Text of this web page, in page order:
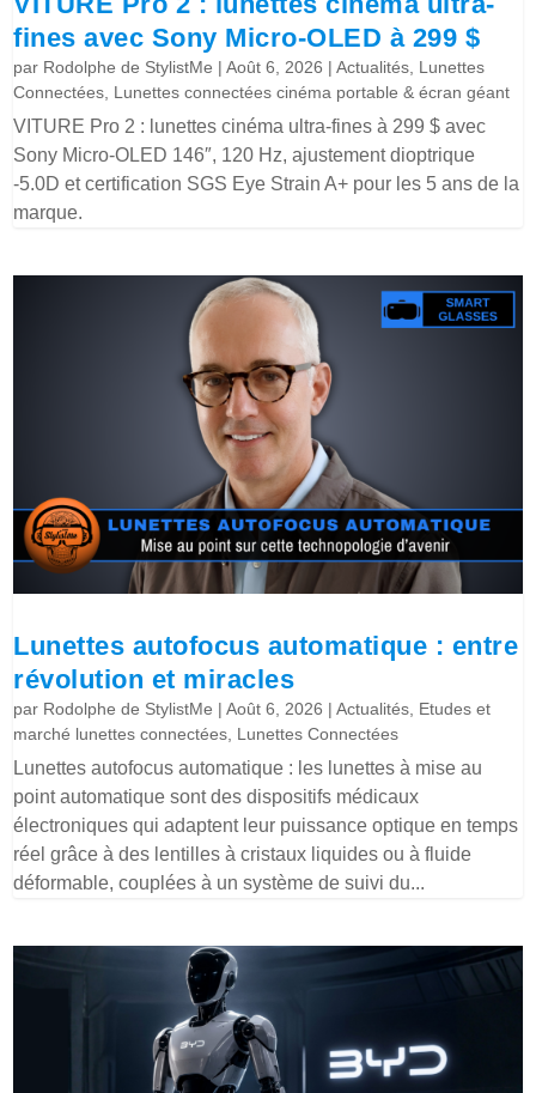
fines avec Sony Micro-OLED à 299 $
par Rodolphe de StylistMe |Août 6, 2026 |Actualités Lunettes
Connectées Lunettes connectées cinéma portable & écran géant
VITURE Pro 2 : lunettes cinéma ultra-fines à 299 $ avec
Sony Micro-OLED 146″, 120 Hz, ajustement dioptrique
-5.0D et certification SGS Eye Strain A+ pour les 5 ans de la
marque.
Lunettes autofocus automatique : entre
révolution et miracles
par Rodolphe de StylistMe |Août 6, 2026 |Actualités Etudes et
marché lunettes connectées Lunettes Connectées
Lunettes autofocus automatique : les lunettes à mise au
point automatique sont des dispositifs médicaux
électroniques qui adaptent leur puissance optique en temps
réel grâce à des lentilles à cristaux liquides ou à fluide
déformable, couplées à un système de suivi du...